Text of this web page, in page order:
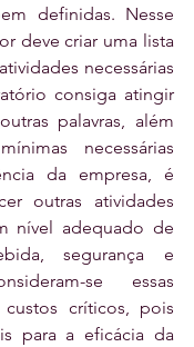
definidas. Nesse
deve criar uma lista
necessárias
consiga atingir
palavras, além
necessárias
da empresa, é
outras atividades
nível adequado de
segurança e
se essas
críticos, pois
para a eficácia da